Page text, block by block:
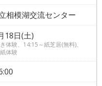
相模湖交流センター
18日(土)
体験、14:15～紙芝居(無料)、
体験